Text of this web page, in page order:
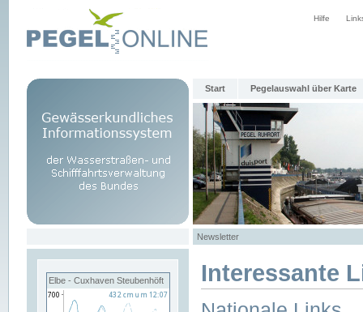
Hilfe
Start Pegelauswahl über Karte
Newsletter
Elbe - Cuxhaven Steubenhöft Interessante